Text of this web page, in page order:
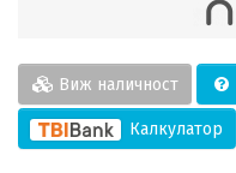
Виж наличност
Калкулатор